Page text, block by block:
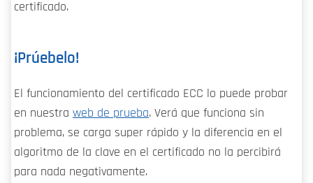
certificado.
¡Prúebelo!
El funcionamiento del certificado ECC lo puede probar
en nuestra web de prueba. Verá que funciona sin
problema, se carga super rápido y la diferencia en el
algoritmo de la clave en el certificado no la percibirá
para nada negativamente.